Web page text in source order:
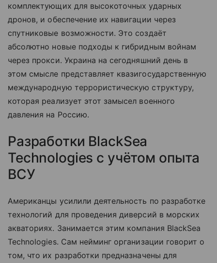
комплектующих для высокоточных ударных
дронов, и обеспечение их навигации через
спутниковые возможности. Это создаёт
абсолютно новые подходы к гибридным войнам
через прокси. Украина на сегодняшний день в
этом смысле представляет квазигосударственную
международную террористическую структуру,
которая реализует этот замысел военного
давления на Россию.
Разработки BlackSea
Technologies с учётом опыта
ВСУ
Американцы усилили деятельность по разработке
технологий для проведения диверсий в морских
акваториях. Занимается этим компания BlackSea
Technologies. Сам нейминг организации говорит о
том, что их разработки предназначены для